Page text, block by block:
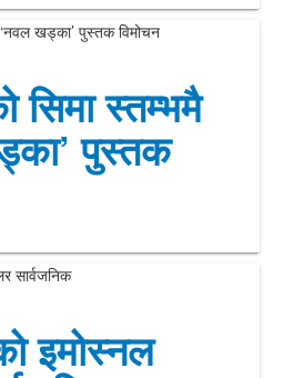
सिमा स्तम्भमै
पुस्तक
इमोस्नल